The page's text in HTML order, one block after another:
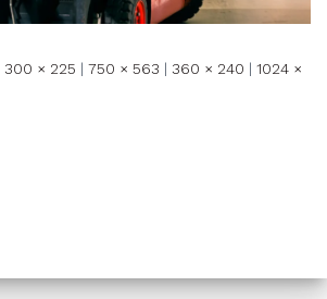
300 × 225 | 750 × 563 | 360 × 240 | 1024 ×